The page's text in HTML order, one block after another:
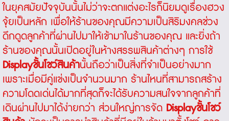
ในยุคสมัยปัจจุบันนั้นไม่ว่าจะตกแต่งอะไรก็นิยมดูเรื่องฮวง
จุ้ยเป็นหลัก เพื่อให้ร้านของคุณมีความเป็นสิริมงคลช่วง
ดึกดูดลูกค้าที่ผ่านไปมาให้เข้ามาในร้านของคุณ และยิ่งถ้า
ร้านของคุณนั้นเปิดอยู่ในห้างสรรพสินค้าต่างๆ การใช้
Displayชั้นโชว์สินค้านั้นถือว่าเป็นสิ่งที่จำเป็นอย่างมาก
เพราะเมื่อมีคู่แข่งเป็นจำนวนมาก ร้านไหนที่สามารถสร้าง
ความโดดเด่นได้มากที่สุดก็จะได้รับความสนใจจากลูกค้าที่
เดินผ่านไปมาได้ง่ายกว่า ส่วนใหญ่การจัด Displayชั้นโชว์